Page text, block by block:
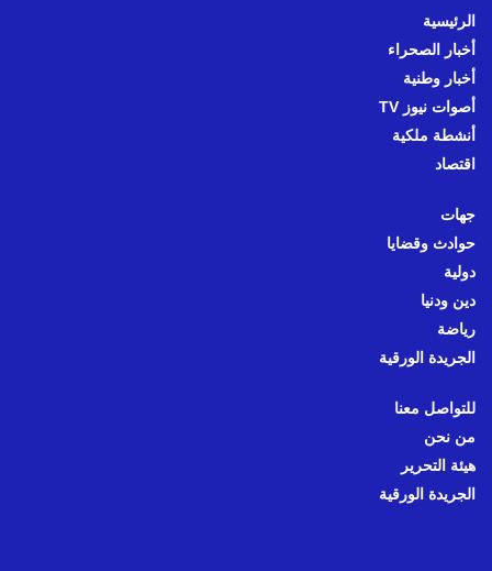
الرئيسية
أخبار الصحراء
أخبار وطنية
أصوات نيوز TV
أنشطة ملكية
اقتصاد
جهات
حوادث وقضايا
دولية
دين ودنيا
رياضة
الجريدة الورقية
للتواصل معنا
من نحن
هيئة التحرير
الجريدة الورقية